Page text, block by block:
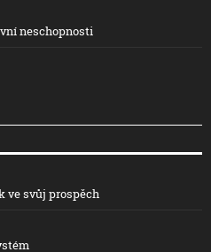
neschopnosti
ve svůj prospěch